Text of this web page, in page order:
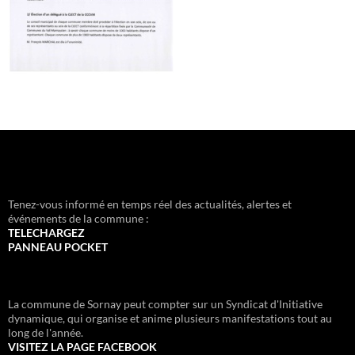
Tenez-vous informé en temps réel des actualités, alertes et
événements de la commune :
TELECHARGEZ
PANNEAU POCKET
La commune de Sornay peut compter sur un Syndicat d'Initiative
dynamique, qui organise et anime plusieurs manifestations tout au
long de l'année.
VISITEZ LA PAGE FACEBOOK